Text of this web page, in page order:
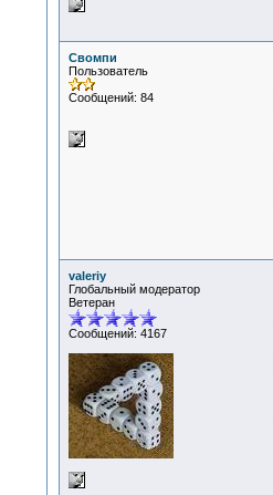
Свомпи
Пользователь
Сообщений: 84
valeriy
Глобальный модератор
Ветеран
Сообщений: 4167